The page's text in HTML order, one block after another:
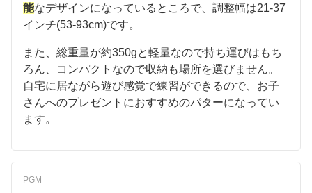
能なデザインになっているところで、調整幅は21-37
インチ(53-93cm)です。
また、総重量が約350gと軽量なので持ち運びはもち
ろん、コンパクトなので収納も場所を選びません。
自宅に居ながら遊び感覚で練習ができるので、お子
さんへのプレゼントにおすすめのパターになってい
ます。
PGM